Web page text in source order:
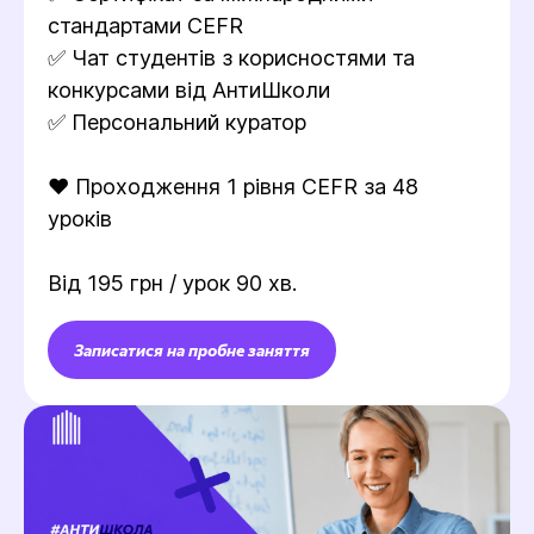
стандартами CEFR
✅ Чат студентів з корисностями та
конкурсами від АнтиШколи
✅ Персональний куратор
❤️ Проходження 1 рівня CEFR за 48
уроків
Від 195 грн / урок 90 хв.
Записатися на пробне заняття